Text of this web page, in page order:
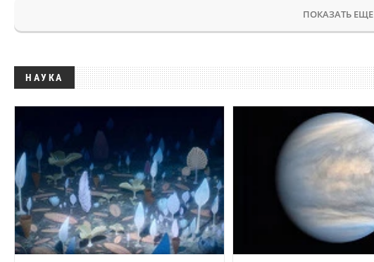
ПОКАЗАТЬ ЕЩЕ
НАУКА